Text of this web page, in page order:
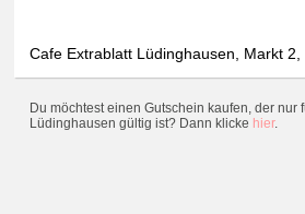
Cafe Extrablatt Lüdinghausen, Markt
Du möchtest einen Gutschein kaufen, der nur
Lüdinghausen gültig ist? Dann klicke hier.